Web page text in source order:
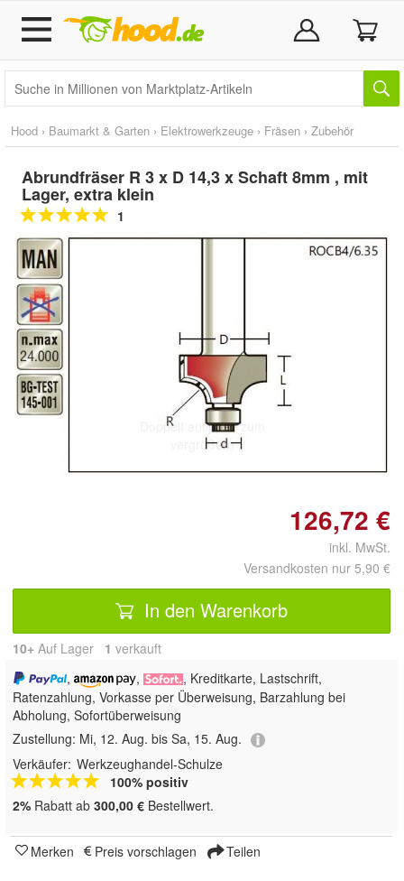
Hood › Baumarkt & Garten › Elektrowerkzeuge › Fräsen › Zubehör
Abrundfräser R 3 x D 14,3 x Schaft 8mm , mit
Lager, extra klein
1
Doppelt antippen zum
vergrößern
126,72 €
inkl. MwSt.
Versandkosten nur 5,90 €
In den Warenkorb
10+ Auf Lager 1 verkauft
,
,
, Kreditkarte, Lastschrift,
Ratenzahlung, Vorkasse per Überweisung, Barzahlung bei
Abholung, Sofortüberweisung
Zustellung: Mi, 12. Aug. bis Sa, 15. Aug.
Verkäufer: Werkzeughandel-Schulze
100% positiv
2% Rabatt ab 300,00 € Bestellwert.
Merken Preis vorschlagen Teilen